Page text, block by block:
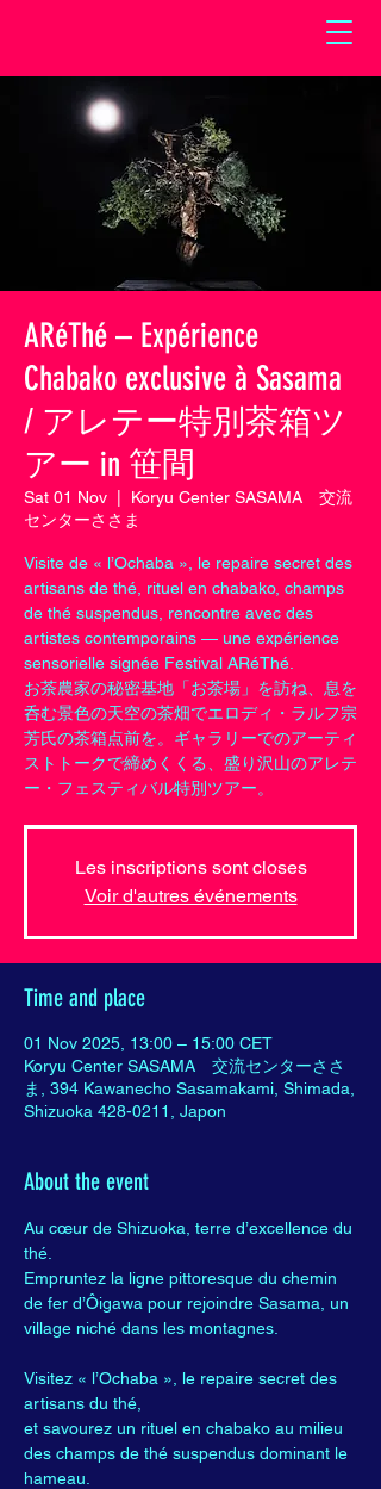
ARéThé – Expérience
Chabako exclusive à Sasama
/ アレテー特別茶箱ツ
アー in 笹間
Sat 01 Nov
Koryu Center SASAMA 交流
センターささま
Visite de « l’Ochaba », le repaire secret des
artisans de thé, rituel en chabako, champs
de thé suspendus, rencontre avec des
artistes contemporains — une expérience
sensorielle signée Festival ARéThé.
お茶農家の秘密基地「お茶場」を訪ね、息を
呑む景色の天空の茶畑でエロディ・ラルフ宗
芳氏の茶箱点前を。ギャラリーでのアーティ
ストトークで締めくくる、盛り沢山のアレテ
ー・フェスティバル特別ツアー。
Les inscriptions sont closes
Voir d'autres événements
Time and place
01 Nov 2025, 13:00 – 15:00 CET
Koryu Center SASAMA 交流センターささ
ま, 394 Kawanecho Sasamakami, Shimada,
Shizuoka 428-0211, Japon
About the event
Au cœur de Shizuoka, terre d’excellence du
thé.
Empruntez la ligne pittoresque du chemin
de fer d’Ôigawa pour rejoindre Sasama, un
village niché dans les montagnes.
Visitez « l’Ochaba », le repaire secret des
artisans du thé,
et savourez un rituel en chabako au milieu
des champs de thé suspendus dominant le
hameau.